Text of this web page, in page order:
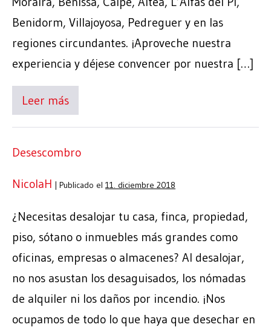
Benidorm, Villajoyosa, Pedreguer y en las
regiones circundantes. ¡Aproveche nuestra
experiencia y déjese convencer por nuestra […]
Leer más
Desescombro
NicolaH | Publicado el 11. diciembre 2018
¿Necesitas desalojar tu casa, finca, propiedad,
piso, sótano o inmuebles más grandes como
oficinas, empresas o almacenes? Al desalojar,
no nos asustan los desaguisados, los nómadas
de alquiler ni los daños por incendio. ¡Nos
ocupamos de todo lo que haya que desechar en